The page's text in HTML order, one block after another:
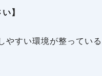
】
やすい環境が整ってい